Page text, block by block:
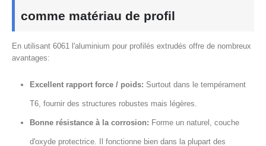
comme matériau de profil
En utilisant 6061 l'aluminium pour profilés extrudés offre de nombreux
avantages:
Excellent rapport force / poids: Surtout dans le tempérament
T6, fournir des structures robustes mais légères.
Bonne résistance à la corrosion: Forme un naturel, couche
d'oxyde protectrice. Il fonctionne bien dans la plupart des